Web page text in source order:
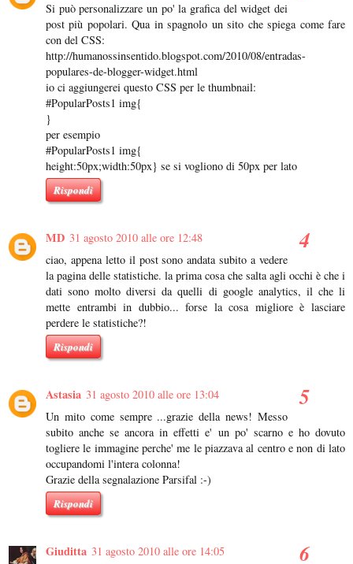
Si può personalizzare un po' la grafica del widget dei
post più popolari. Qua in spagnolo un sito che spiega come fare
con del CSS:
http://humanossinsentido.blogspot.com/2010/08/entradas-
populares-de-blogger-widget.html
io ci aggiungerei questo CSS per le thumbnail:
#PopularPosts1 img{
}
per esempio
#PopularPosts1 img{
height:50px;width:50px} se si vogliono di 50px per lato
Rispondi
MD 31 agosto 2010 alle ore 12:48
ciao, appena letto il post sono andata subito a vedere
la pagina delle statistiche. la prima cosa che salta agli occhi è che i
dati sono molto diversi da quelli di google analytics, il che li
mette entrambi in dubbio... forse la cosa migliore è lasciare
perdere le statistiche?!
Rispondi
Astasia 31 agosto 2010 alle ore 13:04
Un mito come sempre ...grazie della news! Messo
subito anche se ancora in effetti e' un po' scarno e ho dovuto
togliere le immagine perche' me le piazzava al centro e non di lato
occupandomi l'intera colonna!
Grazie della segnalazione Parsifal :-)
Rispondi
Giuditta 31 agosto 2010 alle ore 14:05